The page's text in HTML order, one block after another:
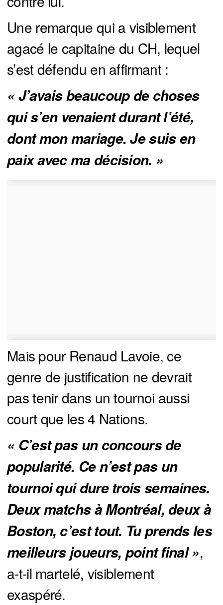
Une remarque qui a visiblement
agacé le capitaine du CH, lequel
s’est défendu en affirmant :
« J’avais beaucoup de choses
qui s’en venaient durant l’été,
dont mon mariage. Je suis en
paix avec ma décision. »
Mais pour Renaud Lavoie, ce
genre de justification ne devrait
pas tenir dans un tournoi aussi
court que les 4 Nations.
« C’est pas un concours de
popularité. Ce n’est pas un
tournoi qui dure trois semaines.
Deux matchs à Montréal, deux à
Boston, c’est tout. Tu prends les
meilleurs joueurs, point final »,
a-t-il martelé, visiblement
exaspéré.